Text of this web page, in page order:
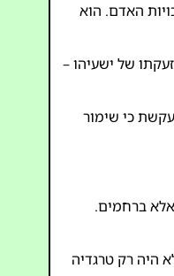
האדם. הוא
של ישעיהו –
כי שימור
אלא ברחמים.
היה רק טרגדיה